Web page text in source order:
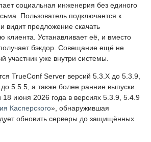
социальная инженерия без единого
Пользователь подключается к
видит предложение скачать
клиента. Устанавливает её, и вместо
бэкдор. Совещание ещё не
участник уже внутри системы.
TrueConf Server версий 5.3.X до 5.3.9,
5.5.5, а также более ранние выпуски.
18 июня 2026 года в версиях 5.3.9, 5.4.9
Касперского», обнаружившая
обновить серверы до защищённых